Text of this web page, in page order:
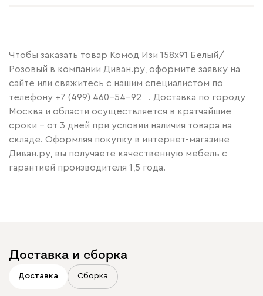
Чтобы заказать товар Комод Изи 158x91 Белый/
Розовый в компании Диван.ру, оформите заявку на
сайте или свяжитесь с нашим специалистом по
телефону +7 (499) 460-54-92
. Доставка по городу
Москва и области осуществляется в кратчайшие
сроки – от 3 дней при условии наличия товара на
складе. Оформляя покупку в интернет-магазине
Диван.ру, вы получаете качественную мебель с
гарантией производителя 1,5 года.
Доставка и сборка
Доставка Сборка